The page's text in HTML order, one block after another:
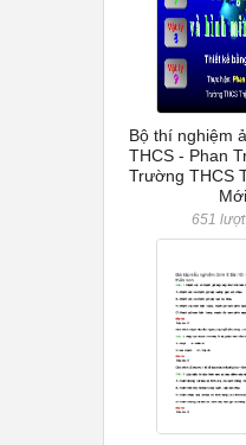
Bộ thí nghiệm
THCS - Phan
Trường THCS
Mới
651